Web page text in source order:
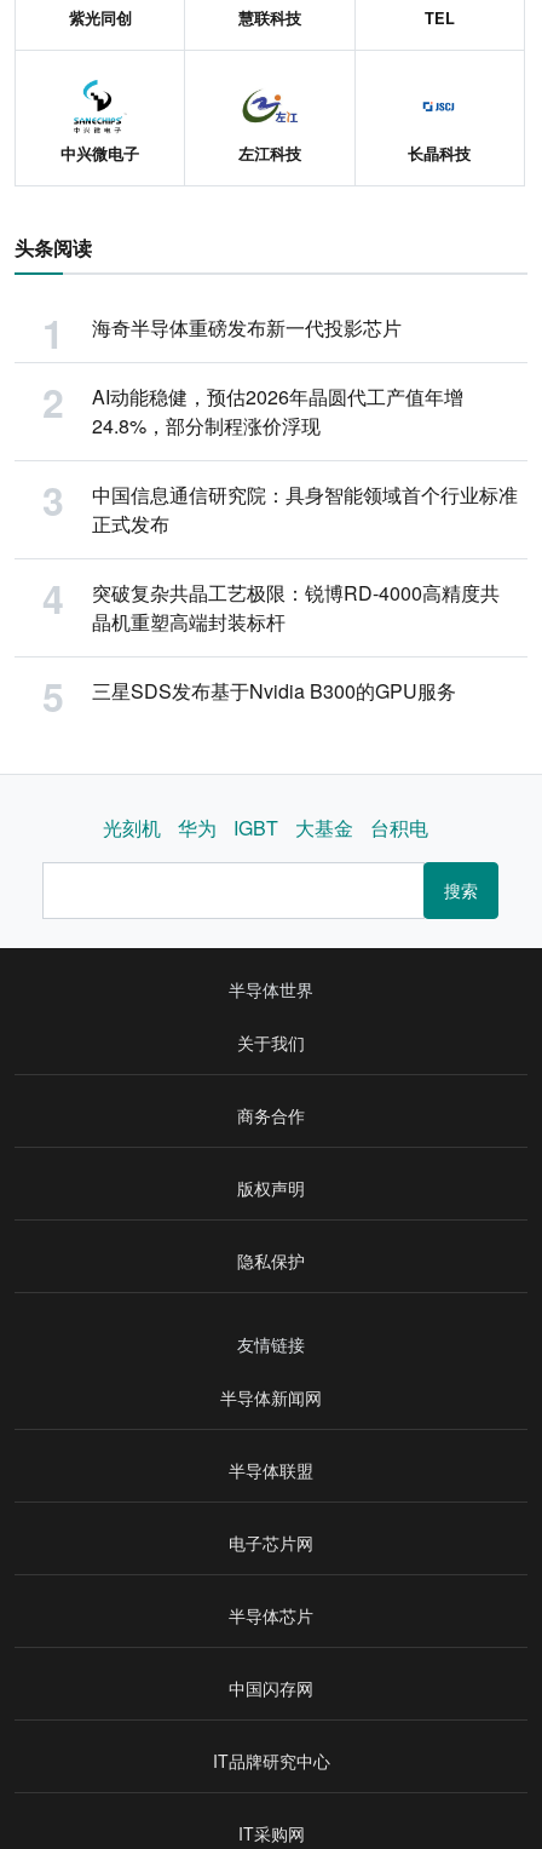
紫光同创 慧联科技 TEL
中兴微电子 左江科技 长晶科技
头条阅读
海奇半导体重磅发布新一代投影芯片
AI动能稳健，预估2026年晶圆代工产值年增
24.8%，部分制程涨价浮现
中国信息通信研究院：具身智能领域首个行业标准
正式发布
突破复杂共晶工艺极限：锐博RD-4000高精度共
晶机重塑高端封装标杆
三星SDS发布基于Nvidia B300的GPU服务
光刻机 华为 IGBT 大基金 台积电
搜索
半导体世界
关于我们
商务合作
版权声明
隐私保护
友情链接
半导体新闻网
半导体联盟
电子芯片网
半导体芯片
中国闪存网
IT品牌研究中心
IT采购网